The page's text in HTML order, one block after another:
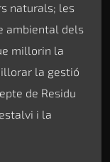
naturals; les
ambiental dels
millorin la
la gestió
de Residu
i la